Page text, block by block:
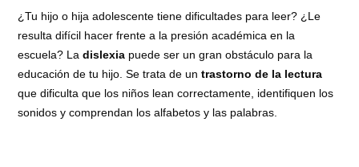
¿Tu hijo o hija adolescente tiene dificultades para leer? ¿Le
resulta difícil hacer frente a la presión académica en la
escuela? Ladislexia puede ser un gran obstáculo para la
educación de tu hijo. Se trata de untrastorno de la lectura
que dificulta que los niños lean correctamente, identifiquen los
sonidos y comprendan los alfabetos y las palabras.